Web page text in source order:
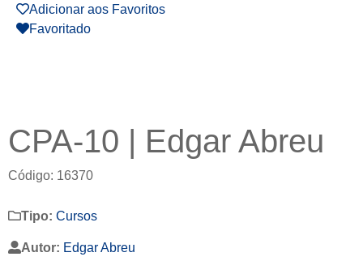
Adicionar aos Favoritos
Favoritado
CPA-10 | Edgar Abreu
Código: 16370
Tipo: Cursos
Autor: Edgar Abreu